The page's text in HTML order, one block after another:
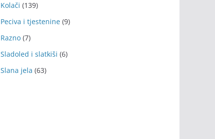
Kolači (139)
Peciva i tjestenine (9)
Razno (7)
Sladoled i slatkiši (6)
Slana jela (63)